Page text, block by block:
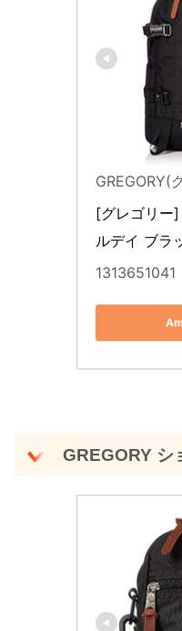
GREGORY(
[グレゴリー
ルデイ ブラ
1313651041
GREGORY シ